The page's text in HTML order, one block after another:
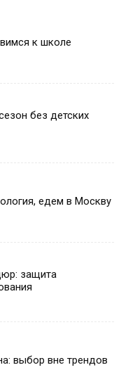
к школе
без детских
едем в Москву
защита
выбор вне трендов